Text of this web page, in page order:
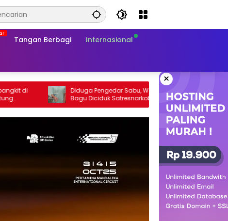
Tangan Berbagi Internasional
×
Diduga Pengedar Sabu, Warga Karang
Bagu Diciduk Satresnarkoba Polresta
Mataram
Guru Ngaji dan
di Lombok